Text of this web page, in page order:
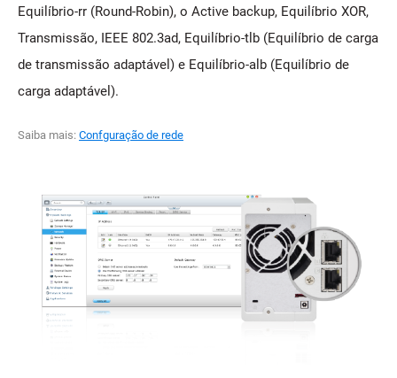
Equilíbrio-rr (Round-Robin), o Active backup, Equilíbrio XOR,
Transmissão, IEEE 802.3ad, Equilíbrio-tlb (Equilíbrio de carga
de transmissão adaptável) e Equilíbrio-alb (Equilíbrio de
carga adaptável).
Saiba mais: Confguração de rede